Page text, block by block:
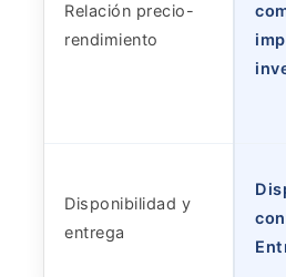
Relación precio-
rendimiento
Disponibilidad y
entrega